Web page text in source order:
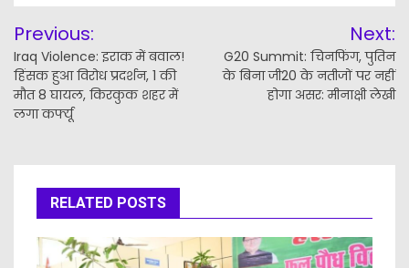
navigation
Previous:
Iraq Violence: इराक में बवाल!
हिंसक हुआ विरोध प्रदर्शन, 1 की
मौत 8 घायल, किरकुक शहर में
लगा कर्फ्यू
Next:
G20 Summit: चिनफिंग, पुतिन
के बिना जी20 के नतीजों पर नहीं
होगा असर: मीनाक्षी लेखी
RELATED POSTS